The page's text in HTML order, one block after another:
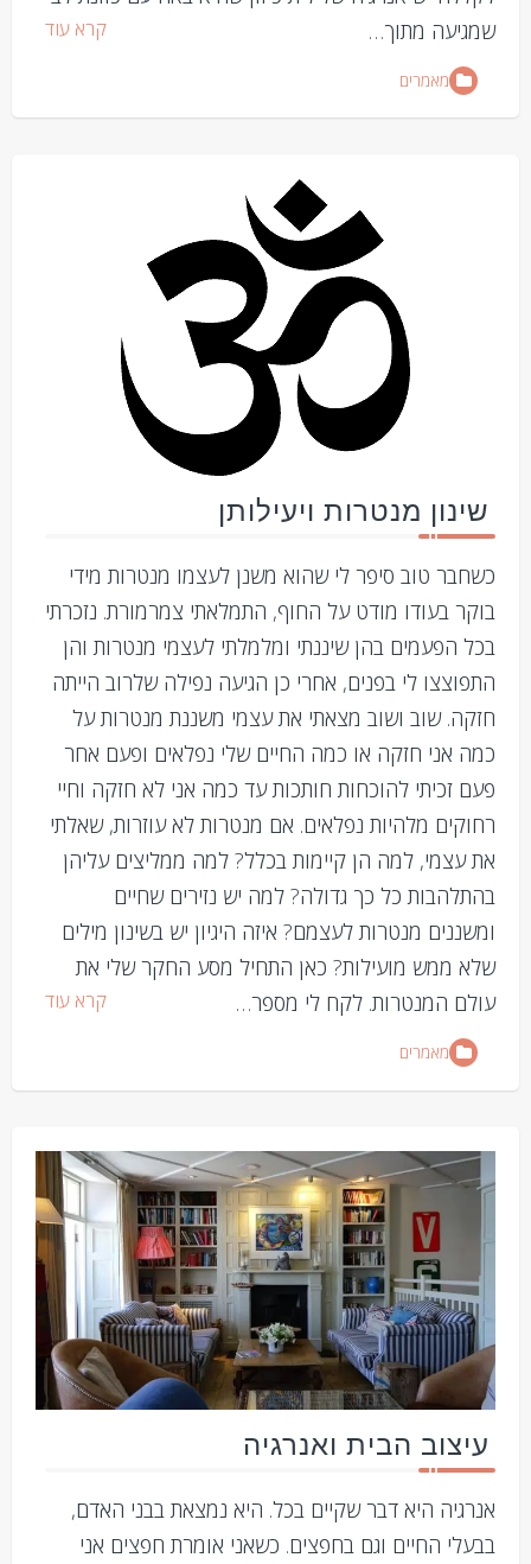
שמגיעה מתוך…
קרא עוד
מאמרים
שינון מנטרות ויעילותן
כשחבר טוב סיפר לי שהוא משנן לעצמו מנטרות מידי
בוקר בעודו מודט על החוף, התמלאתי צמרמורת. נזכרתי
בכל הפעמים בהן שיננתי ומלמלתי לעצמי מנטרות והן
התפוצצו לי בפנים, אחרי כן הגיעה נפילה שלרוב הייתה
חזקה. שוב ושוב מצאתי את עצמי משננת מנטרות על
כמה אני חזקה או כמה החיים שלי נפלאים ופעם אחר
פעם זכיתי להוכחות חותכות עד כמה אני לא חזקה וחיי
רחוקים מלהיות נפלאים. אם מנטרות לא עוזרות, שאלתי
את עצמי, למה הן קיימות בכלל? למה ממליצים עליהן
בהתלהבות כל כך גדולה? למה יש נזירים שחיים
ומשננים מנטרות לעצמם? איזה היגיון יש בשינון מילים
שלא ממש מועילות? כאן התחיל מסע החקר שלי את
עולם המנטרות. לקח לי מספר…
קרא עוד
מאמרים
עיצוב הבית ואנרגיה
אנרגיה היא דבר שקיים בכל. היא נמצאת בבני האדם,
בבעלי החיים וגם בחפצים. כשאני אומרת חפצים אני